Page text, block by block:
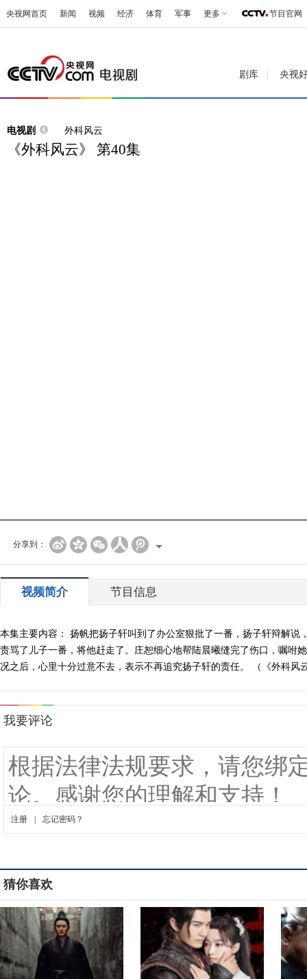
央视网首页 新闻 视频 经济 体育 军事 更多 节目官网
剧库 央视
电视剧 外科风云
《外科风云》 第40集
分享到：
视频简介 节目信息
本集主要内容： 扬帆把扬子轩叫到了办公室狠批了一番，扬子轩辩解
责骂了儿子一番，将他赶走了。庄恕细心地帮陆晨曦缝完了伤口，嘱咐
况之后，心里十分过意不去，表示不再追究扬子轩的责任。 （《外科风
猜你喜欢